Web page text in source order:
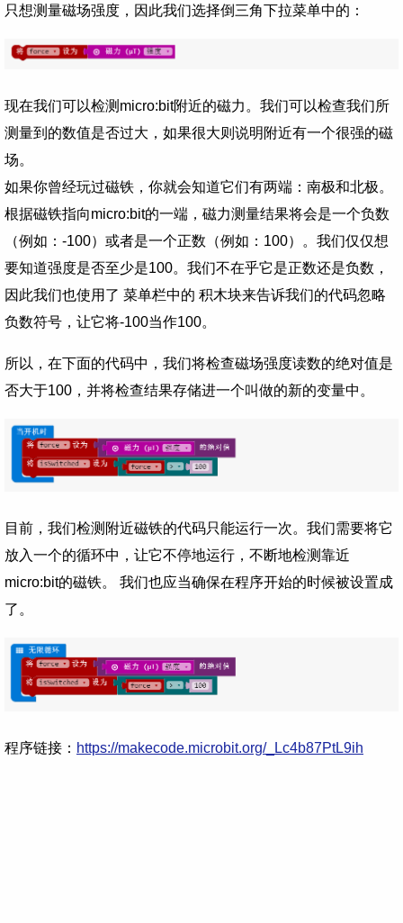
只想测量磁场强度，因此我们选择倒三角下拉菜单中的：
现在我们可以检测micro:bit附近的磁力。我们可以检查我们所
测量到的数值是否过大，如果很大则说明附近有一个很强的磁
场。
如果你曾经玩过磁铁，你就会知道它们有两端：南极和北极。
根据磁铁指向micro:bit的一端，磁力测量结果将会是一个负数
（例如：-100）或者是一个正数（例如：100）。我们仅仅想
要知道强度是否至少是100。我们不在乎它是正数还是负数，
因此我们也使用了 菜单栏中的 积木块来告诉我们的代码忽略
负数符号，让它将-100当作100。
所以，在下面的代码中，我们将检查磁场强度读数的绝对值是
否大于100，并将检查结果存储进一个叫做的新的变量中。
目前，我们检测附近磁铁的代码只能运行一次。我们需要将它
放入一个的循环中，让它不停地运行，不断地检测靠近
micro:bit的磁铁。 我们也应当确保在程序开始的时候被设置成
了。
程序链接： https://makecode.microbit.org/_Lc4b87PtL9ih